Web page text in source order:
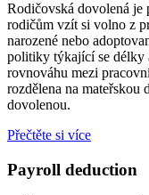
Rodičovská dovolená je
rodičům vzít si volno z
narozené nebo
politiky týkající se délky
rovnováhu mezi
rozdělena na mateřskou
dovolenou.
Přečtěte si více
Payroll deduction